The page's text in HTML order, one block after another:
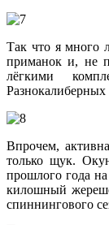
Так что я много
приманок и, не
лёгкими
Разнокалиберных
Впрочем,
только щук.
прошлого года
килошный
спиннингового